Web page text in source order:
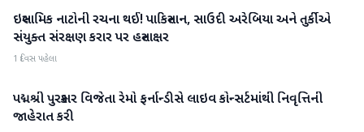
આંતરરાષ્ટ્રીય
ઇસ્લામિક નાટોની રચના થઈ! પાકિસ્તાન, સાઉદી અરેબિયા અને તુર્કીએ
સંયુક્ત સંરક્ષણ કરાર પર હસ્તાક્ષર
1 દિવસ પહેલા
આંતરરાષ્ટ્રીય
પદ્મશ્રી પુરસ્કાર વિજેતા રેમો ફર્નાન્ડીસે લાઇવ કોન્સર્ટમાંથી નિવૃત્તિની
જાહેરાત કરી